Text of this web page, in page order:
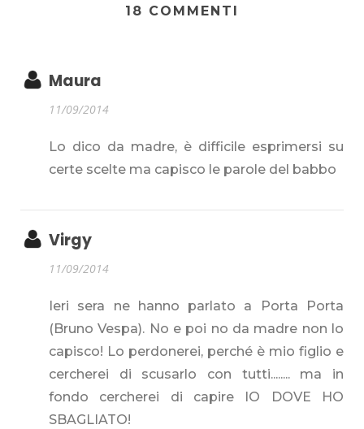
18 COMMENTI
Maura
11/09/2014
Lo dico da madre, è difficile esprimersi su
certe scelte ma capisco le parole del babbo
Virgy
11/09/2014
Ieri sera ne hanno parlato a Porta Porta
(Bruno Vespa). No e poi no da madre non lo
capisco! Lo perdonerei, perché è mio figlio e
cercherei di scusarlo con tutti........ ma in
fondo cercherei di capire IO DOVE HO
SBAGLIATO!